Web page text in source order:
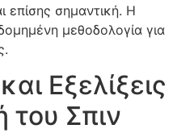
επίσης σημαντική. Η
μεθοδολογία για
Εξελίξεις
του Σπιν